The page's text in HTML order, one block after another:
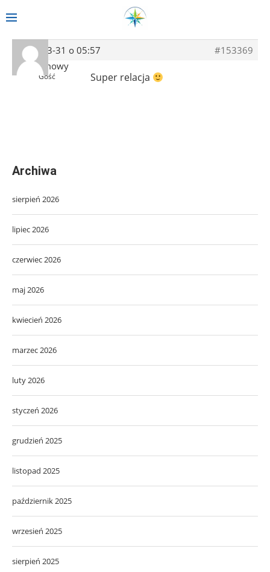
2019-03-31 o 05:57
#153369
Anonimowy
Gość Super relacja
Archiwa
sierpień 2026
lipiec 2026
czerwiec 2026
maj 2026
kwiecień 2026
marzec 2026
luty 2026
styczeń 2026
grudzień 2025
listopad 2025
październik 2025
wrzesień 2025
sierpień 2025